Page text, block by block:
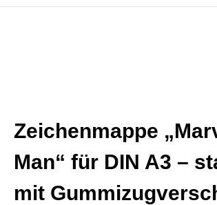
Zeichenmappe
Man“ für DIN A3 –
mit